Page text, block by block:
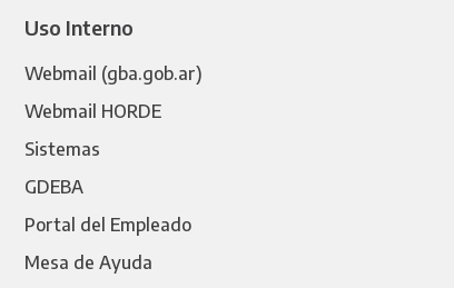
Uso Interno
Webmail (gba.gob.ar)
Webmail HORDE
Sistemas
GDEBA
Portal del Empleado
Mesa de Ayuda